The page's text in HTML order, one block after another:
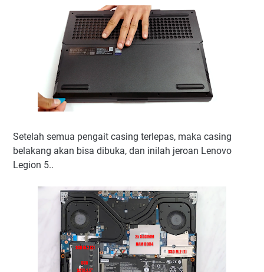
Setelah semua pengait casing terlepas, maka casing
belakang akan bisa dibuka, dan inilah jeroan Lenovo
Legion 5..